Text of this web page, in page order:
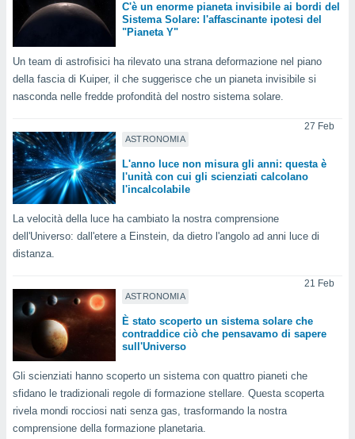
o la
di
per la
dei
delle
dei
C'è un enorme pianeta invisibile ai bordi del
Sistema Solare: l'affascinante ipotesi del
"Pianeta Y"
Un team di astrofisici ha rilevato una strana deformazione nel piano
della fascia di Kuiper, il che suggerisce che un pianeta invisibile si
nasconda nelle fredde profondità del nostro sistema solare.
ASTRONOMIA
27 Feb
L'anno luce non misura gli anni: questa è
l'unità con cui gli scienziati calcolano
l'incalcolabile
La velocità della luce ha cambiato la nostra comprensione
dell'Universo: dall'etere a Einstein, da dietro l'angolo ad anni luce di
distanza.
ASTRONOMIA
21 Feb
È stato scoperto un sistema solare che
contraddice ciò che pensavamo di sapere
sull'Universo
Gli scienziati hanno scoperto un sistema con quattro pianeti che
sfidano le tradizionali regole di formazione stellare. Questa scoperta
rivela mondi rocciosi nati senza gas, trasformando la nostra
comprensione della formazione planetaria.